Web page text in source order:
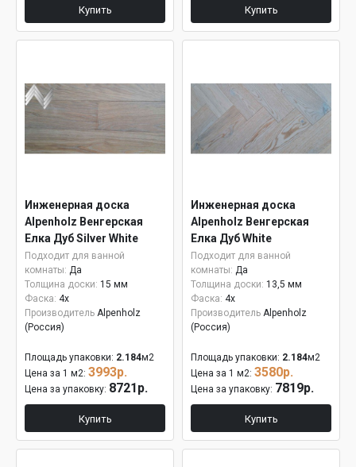
Купить Купить
Инженерная доска
Alpenholz Венгерская
Елка Дуб Silver White
15мм
Подходит для ванной
комнаты: Да
Толщина доски: 15 мм
Фаска: 4x
Производитель Alpenholz
(Россия)
Площадь упаковки: 2.184м2
Цена за 1 м2: 3993р.
Цена за упаковку: 8721р.
Купить
Инженерная доска
Alpenholz Венгерская
Елка Дуб White
Подходит для ванной
комнаты: Да
Толщина доски: 13,5 мм
Фаска: 4x
Производитель Alpenholz
(Россия)
Площадь упаковки: 2.184м2
Цена за 1 м2: 3580р.
Цена за упаковку: 7819р.
Купить